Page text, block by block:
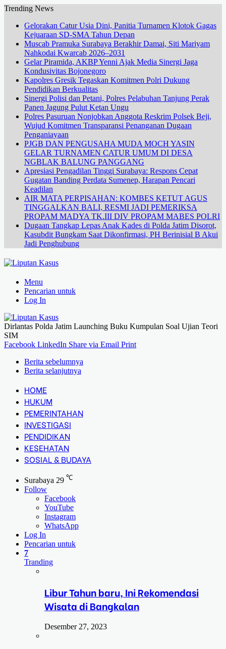
Trending News
Gelorakan Catur Usia Dini, Panitia Turnamen Klotok Gagas
Kejuaraan SD-SMA Tahun Depan
Muscab Pramuka Surabaya Berakhir Damai, Siti Mariyam
Nahkodai Kwarcab 2026–2031
Gelar Piramida, AKBP Yenni Ajak Media Sinergi Jaga
Kondusivitas Bojonegoro
Kapolres Gresik Tegaskan Komitmen Polri Dukung
Pendidikan Berkualitas
Sinergi Polisi dan Petani, Polres Pelabuhan Tanjung Perak
Panen Jagung Pulut Ketan Ungu
Polres Pasuruan Nonjobkan Anggota Reskrim Polsek Beji,
Wujud Komitmen Transparansi Penanganan Dugaan
Penganiayaan
PJGB DAN PENGUSAHA MUDA MOCH YASIN
GELAR TURNAMEN CATUR UMUM DI DESA
NGBLAK BALUNG PANGGANG
Apresiasi Pengadilan Tinggi Surabaya: Respons Cepat
Gugatan Banding Perdata Sumenep, Harapan Pencari
Keadilan
AIR MATA PERPISAHAN: KOMBES KETUT AGUS
TINGGALKAN BALI, RESMI JADI PEMERIKSA
PROPAM MADYA TK.III DIV PROPAM MABES POLRI
Dugaan Tangkap Lepas Anak Kades di Polda Jatim Disorot,
Kasubdit Bungkam Saat Dikonfirmasi, PH Berinisial B Akui
Jadi Penghubung
Menu
Pencarian untuk
Log In
Dirlantas Polda Jatim Launching Buku Kumpulan Soal Ujian Teori
SIM
Facebook LinkedIn Share via Email Print
Berita sebelumnya
Berita selanjutnya
HOME
HUKUM
PEMERINTAHAN
INVESTIGASI
PENDIDIKAN
KESEHATAN
SOSIAL & BUDAYA
Surabaya 29 ℃
Follow
Facebook
YouTube
Instagram
WhatsApp
Log In
Pencarian untuk
7
Tranding
Libur Tahun baru, Ini Rekomendasi
Wisata di Bangkalan
Desember 27, 2023